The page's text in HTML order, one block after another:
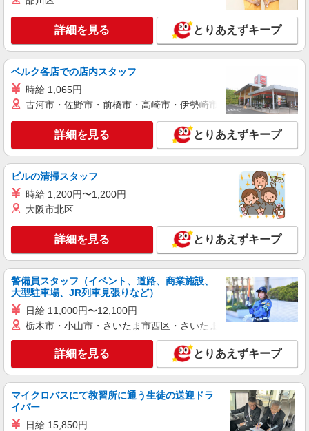
東久留米｜サポート役が好きな方へ！就労支援
で見守り・補助など♪
時給1500円〜 ※給与は資格・経験を考慮
◆交通費orガソリン代全額支給
東久留米市/駅チカで好アクセス★
キープ 詳細を見る
職業紹介
株式会社kotrio /●SW-S-2078318
人気★介護度低めの方が暮らす住宅で働く♪高
収入・賞与年2回
【正社員】月給240,000〜400,000円 ・基本
30,000円 ・役職手当：10,000〜70,000円 ・処遇改
善手当：20,000〜60,000円（勤続年数、保有資格
により変動） ・固定残業手当：20,000円（10時
手当として別途支給 ・夜勤手当：10,000円/1回
（上記給与とは別に支給） 下記資格をお持ちの方
歓迎 ・認知症介護基礎研修 ・初任者研修 ・実務
者研修 ・介護福祉士 など
東久留米市/駅チカで好アクセス★
キープ 詳細を見る
株式会社kotrio /●TC-H-1992794
ひばりケ丘の障がい者デイサービスで見守りな
ど★30・40代活躍中
時給1600円〜2250円 ＜日払い有/週払い有/交
通費全支給(ガソリン代含む)＞
東久留米市 交通費全額支給
キープ 詳細を見る
詳細を見る とりあえずキープ
ベルク各店での店内スタッフ
時給 1,065円
古河市・佐野市・前橋市・高崎市・伊勢崎市・太田市・館林市
詳細を見る とりあえずキープ
ビルの清掃スタッフ
時給 1,200円〜1,200円
大阪市北区
詳細を見る とりあえずキープ
警備員スタッフ（イベント、道路、商業施設、
大型駐車場、JR列車見張りなど）
日給 11,000円〜12,100円
栃木市・小山市・さいたま市西区・さいたま市岩槻区・久喜市・
詳細を見る とりあえずキープ
マイクロバスにて教習所に通う生徒の送迎ドラ
イバー
日給 15,850円